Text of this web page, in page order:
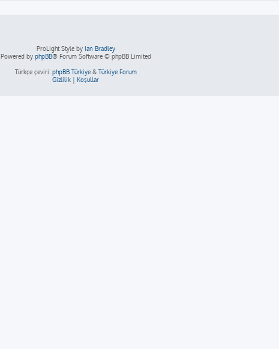
ProLight Style by Ian Bradley
Powered by phpBB® Forum Software © phpBB Limited
Türkçe çeviri: phpBB Türkiye& Türkiye Forum
Gizlilik | Koşullar